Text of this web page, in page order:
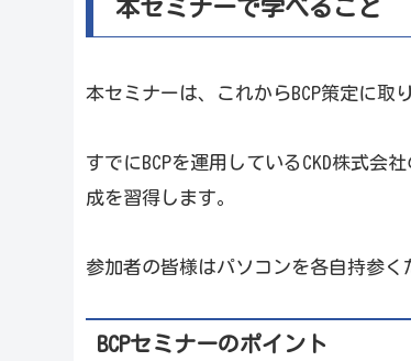
本セミナーで学べること
本セミナーは、これからBCP策定に取
すでにBCPを運用しているCKD株式会
成を習得します。
参加者の皆様はパソコンを各自持参く
BCPセミナーのポイント